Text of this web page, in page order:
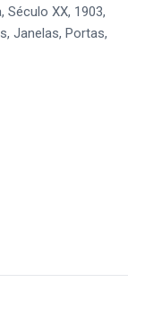
Século XX, 1903,
Janelas, Portas,